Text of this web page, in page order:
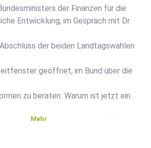
der Finanzen für die
Entwicklung, im Gespräch mit Dr.
der beiden Landtagswahlen
geöffnet, im Bund über die
zu beraten. Warum ist jetzt ein
sind die Beratungen angelaufen? –
Mehr